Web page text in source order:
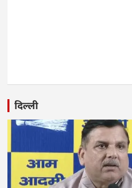
दिल्ली